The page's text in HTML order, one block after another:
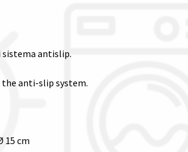
sistema antislip.
the anti-slip system.
15 cm